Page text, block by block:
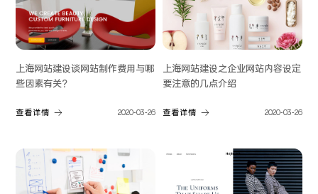
上海网站建设谈网站制作费用与哪
些因素有关？
查看详情 2020-03-26
上海网站建设之企业网站内容设定
要注意的几点介绍
查看详情 2020-03-26